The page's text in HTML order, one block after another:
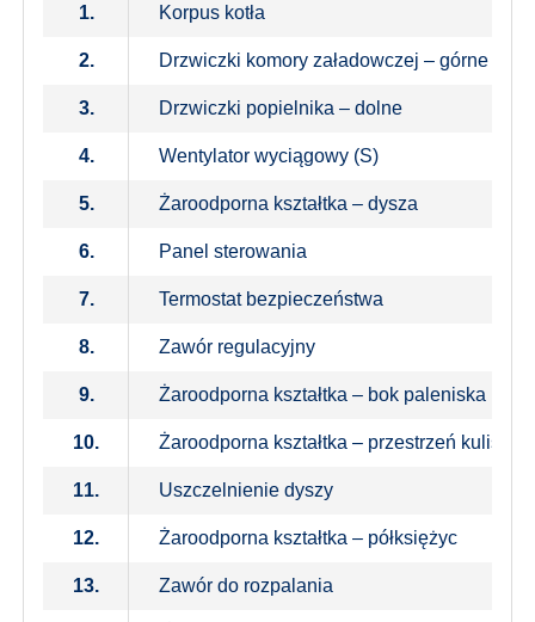
1. Korpus kotła
2. Drzwiczki komory załadowczej – górne
3. Drzwiczki popielnika – dolne
4. Wentylator wyciągowy (S)
5. Żaroodporna kształtka – dysza
6. Panel sterowania
7. Termostat bezpieczeństwa
8. Zawór regulacyjny
9. Żaroodporna kształtka – bok paleniska
10. Żaroodporna kształtka – przestrzeń kulista L
11. Uszczelnienie dyszy
12. Żaroodporna kształtka – półksiężyc
13. Zawór do rozpalania